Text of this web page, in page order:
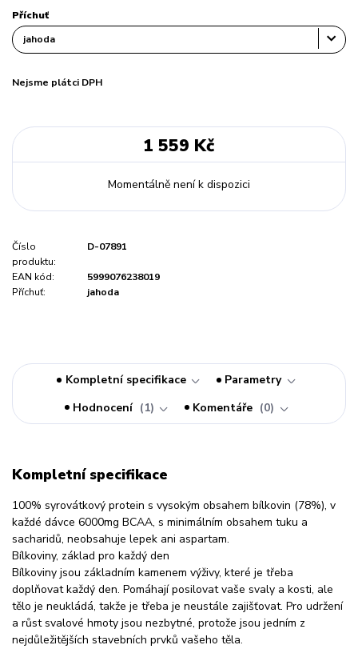
Příchuť
Nejsme plátci DPH
1 559 Kč
Momentálně není k dispozici
Číslo
produktu:
D-07891
EAN kód:
5999076238019
Příchuť:
jahoda
Kompletní specifikace
Parametry
Hodnocení
1 Komentáře 0
Kompletní specifikace
100% syrovátkový protein s vysokým obsahem bílkovin (78%), v
každé dávce 6000mg BCAA, s minimálním obsahem tuku a
sacharidů, neobsahuje lepek ani aspartam.
Bílkoviny, základ pro každý den
Bílkoviny jsou základním kamenem výživy, které je třeba
doplňovat každý den. Pomáhají posilovat vaše svaly a kosti, ale
tělo je neukládá, takže je třeba je neustále zajišťovat. Pro udržení
a růst svalové hmoty jsou nezbytné, protože jsou jedním z
nejdůležitějších stavebních prvků vašeho těla.